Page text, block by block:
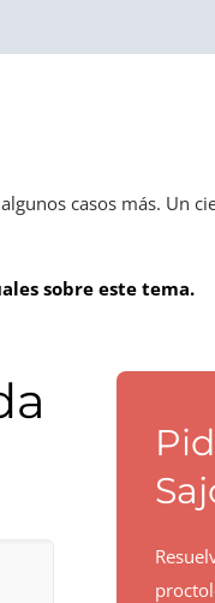
casos más. Un
sobre este tema.